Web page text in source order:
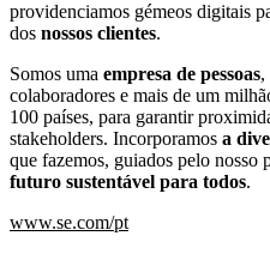
providenciamos gémeos digitais
dos nossos clientes.
Somos uma empresa de pessoas,
colaboradores e mais de um
100 países, para garantir
stakeholders. Incorporamos a
que fazemos, guiados pelo
futuro sustentável para todos.
www.se.com/pt